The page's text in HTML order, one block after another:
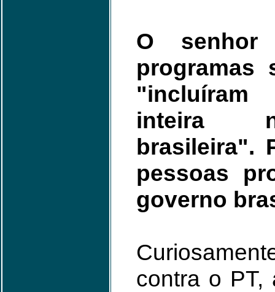
O
programas
"incluíram
inteira
brasileira".
pessoas
governo
contra o PT,